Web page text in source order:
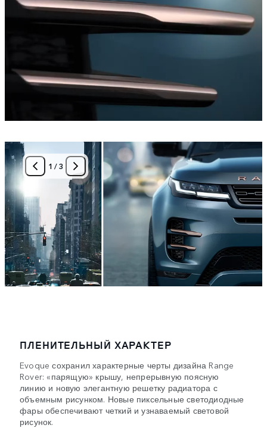
ПЛЕНИТЕЛЬНЫЙ ХАРАКТЕР
Evoque сохранил характерные черты дизайна Range
Rover: «парящую» крышу, непрерывную поясную
линию и новую элегантную решетку радиатора с
объемным рисунком. Новые пиксельные светодиодные
фары обеспечивают четкий и узнаваемый световой
рисунок.
1 /3